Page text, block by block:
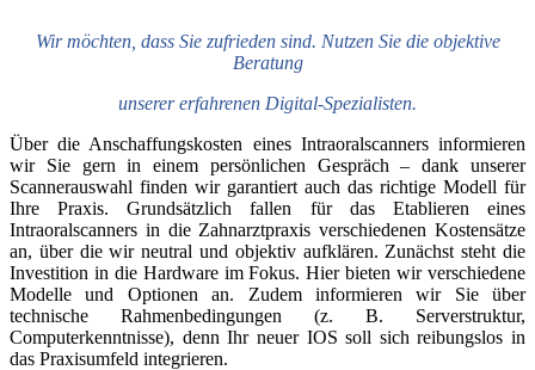
Wir möchten, dass Sie zufrieden sind. Nutzen Sie die objektive
Beratung
unserer erfahrenen Digital-Spezialisten.
Über die Anschaffungskosten eines Intraoralscanners informieren
wir Sie gern in einem persönlichen Gespräch – dank unserer
Scannerauswahl finden wir garantiert auch das richtige Modell für
Ihre Praxis. Grundsätzlich fallen für das Etablieren eines
Intraoralscanners in die Zahnarztpraxis verschiedenen Kostensätze
an, über die wir neutral und objektiv aufklären. Zunächst steht die
Investition in die Hardware im Fokus. Hier bieten wir verschiedene
Modelle und Optionen an. Zudem informieren wir Sie über
technische Rahmenbedingungen (z. B. Serverstruktur,
Computerkenntnisse), denn Ihr neuer IOS soll sich reibungslos in
das Praxisumfeld integrieren.